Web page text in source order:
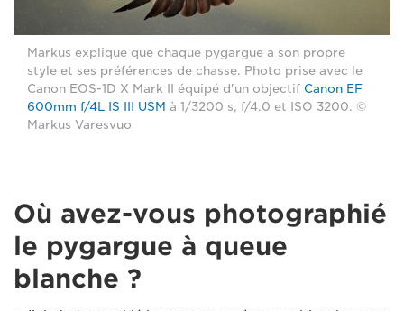
Markus explique que chaque pygargue a son propre
style et ses préférences de chasse. Photo prise avec le
Canon EOS-1D X Mark II équipé d'un objectif Canon EF
600mm f/4L IS III USM à 1/3200 s, f/4.0 et ISO 3200. ©
Markus Varesvuo
Où avez-vous photographié
le pygargue à queue
blanche ?